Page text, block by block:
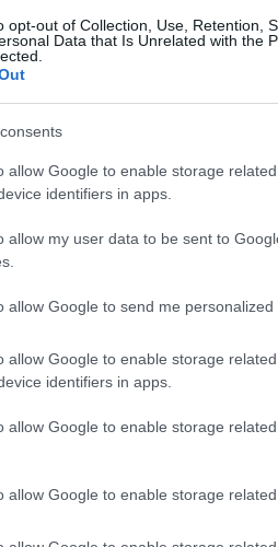
opt-out of Collection, Use, Retention,
Data that Is Unrelated with the
allow Google to enable storage
identifiers in apps.
allow my user data to be sent to
allow Google to send me personalized
allow Google to enable storage
identifiers in apps.
allow Google to enable storage
allow Google to enable storage
ricercatori si influenzassero
o altri fattori estranei
i membri del panel
cimentati sui temi da
gruppo di esperti vennero
aspetti dubbi delle
posti quesiti precisi,
in modo tale che essi,
giudizio. L’obiettivo era
consenso (e con quale grado)
anno e, di questo lavoro
francese, tedesco, italiano,